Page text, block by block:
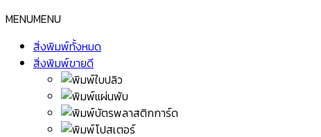
MENUMENU
สิ่งพิมพ์ทั้งหมด
สิ่งพิมพ์ขายดี